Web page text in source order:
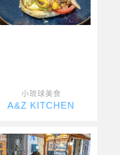
小琉球美食
A&Z KITCHEN